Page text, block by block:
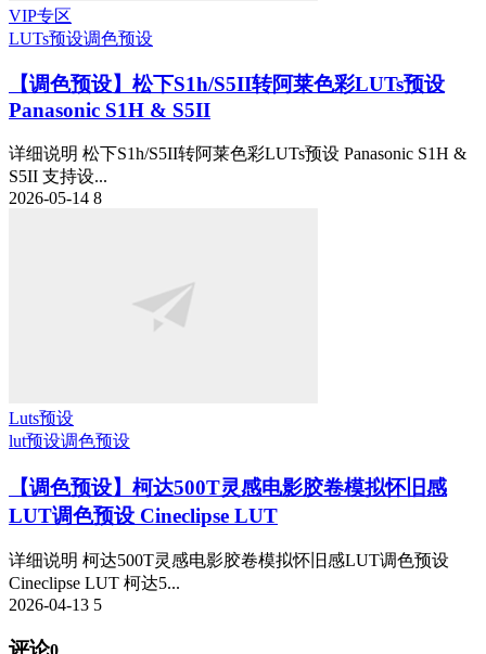
VIP专区
LUTs预设调色预设
【调色预设】松下S1h/S5II转阿莱色彩LUTs预设
Panasonic S1H & S5II
详细说明 松下S1h/S5II转阿莱色彩LUTs预设 Panasonic S1H &
S5II 支持设...
2026-05-14 8
Luts预设
lut预设调色预设
【调色预设】柯达500T灵感电影胶卷模拟怀旧感
LUT调色预设 Cineclipse LUT
详细说明 柯达500T灵感电影胶卷模拟怀旧感LUT调色预设
Cineclipse LUT 柯达5...
2026-04-13 5
评论